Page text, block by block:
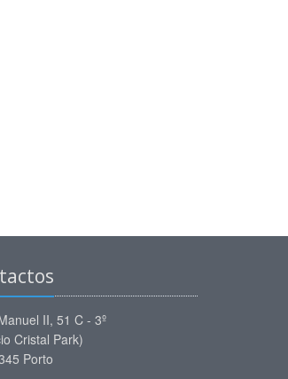
II, 51 C - 3º
Cristal Park)
Porto